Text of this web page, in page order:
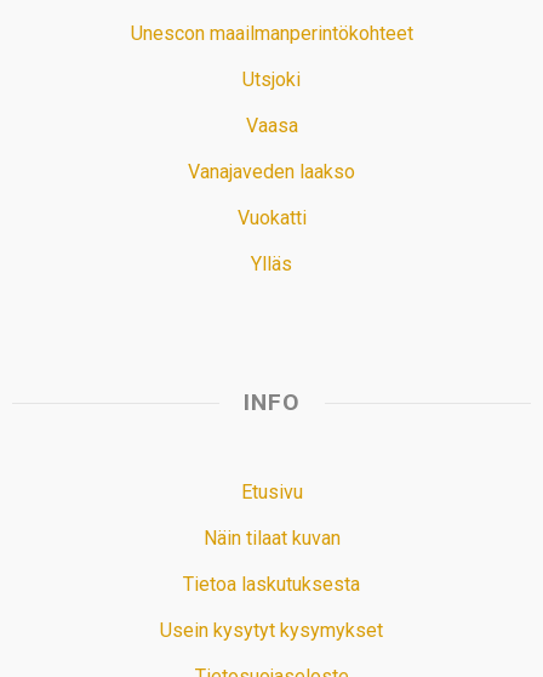
Unescon maailmanperintökohteet
Utsjoki
Vaasa
Vanajaveden laakso
Vuokatti
Ylläs
INFO
Etusivu
Näin tilaat kuvan
Tietoa laskutuksesta
Usein kysytyt kysymykset